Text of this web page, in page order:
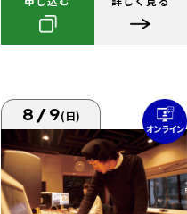
8/9(日)